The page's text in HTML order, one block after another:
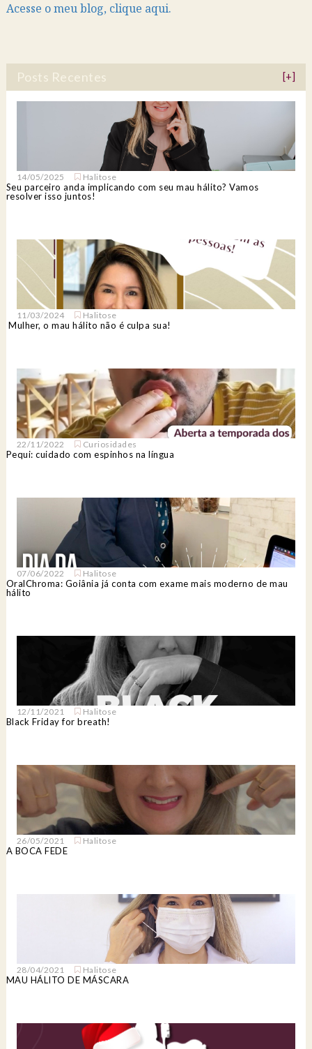
Acesse o meu blog, clique aqui.
Posts Recentes [+]
14/05/2025 Halitose
Seu parceiro anda implicando com seu mau hálito? Vamos
resolver isso juntos!
11/03/2024 Halitose
Mulher, o mau hálito não é culpa sua!
22/11/2022 Curiosidades
Pequi: cuidado com espinhos na língua
07/06/2022 Halitose
OralChroma: Goiânia já conta com exame mais moderno de mau
hálito
12/11/2021 Halitose
Black Friday for breath!
26/05/2021 Halitose
A BOCA FEDE
28/04/2021 Halitose
MAU HÁLITO DE MÁSCARA